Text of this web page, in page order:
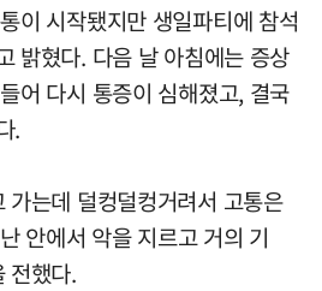
이 시작됐지만 생일파티에 참석
밝혔다. 다음 날 아침에는 증상
어 다시 통증이 심해졌고, 결국
.
는데 덜컹덜컹거려서 고통은
안에서 악을 지르고 거의 기
전했다.